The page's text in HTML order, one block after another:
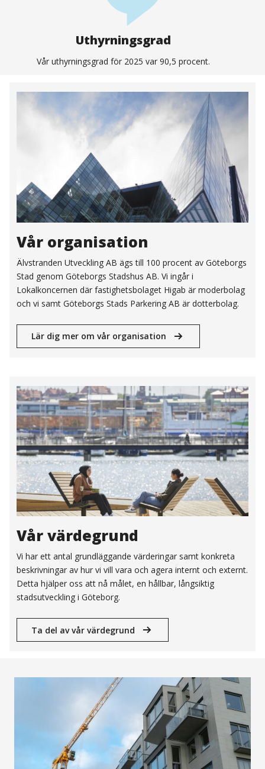
Uthyrningsgrad
Vår uthyrningsgrad för 2025 var 90,5 procent.
Vår organisation
Älvstranden Utveckling AB ägs till 100 procent av Göteborgs
Stad genom Göteborgs Stadshus AB. Vi ingår i
Lokalkoncernen där fastighetsbolaget Higab är moderbolag
och vi samt Göteborgs Stads Parkering AB är dotterbolag.
Lär dig mer om vår organisation
Vår värdegrund
Vi har ett antal grundläggande värderingar samt konkreta
beskrivningar av hur vi vill vara och agera internt och externt.
Detta hjälper oss att nå målet, en hållbar, långsiktig
stadsutveckling i Göteborg.
Ta del av vår värdegrund